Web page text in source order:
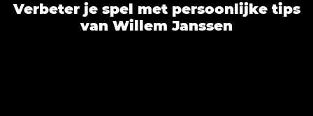
Verbeter je spel met persoonlijke tips
van Willem Janssen